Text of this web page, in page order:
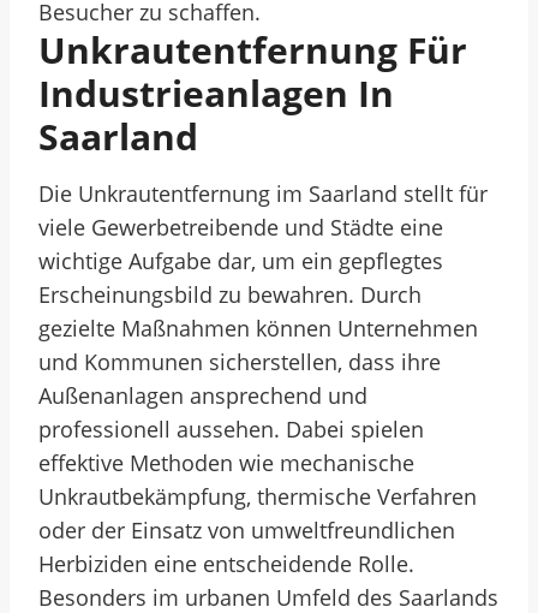
Besucher zu schaffen.
Unkrautentfernung Für
Industrieanlagen In
Saarland
Die Unkrautentfernung im Saarland stellt für
viele Gewerbetreibende und Städte eine
wichtige Aufgabe dar, um ein gepflegtes
Erscheinungsbild zu bewahren. Durch
gezielte Maßnahmen können Unternehmen
und Kommunen sicherstellen, dass ihre
Außenanlagen ansprechend und
professionell aussehen. Dabei spielen
effektive Methoden wie mechanische
Unkrautbekämpfung, thermische Verfahren
oder der Einsatz von umweltfreundlichen
Herbiziden eine entscheidende Rolle.
Besonders im urbanen Umfeld des Saarlands